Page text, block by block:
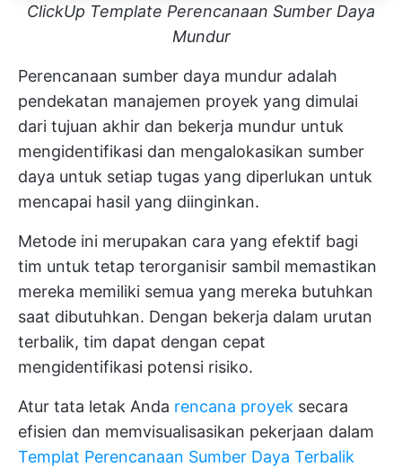
ClickUp Template Perencanaan Sumber Daya
Mundur
Perencanaan sumber daya mundur adalah
pendekatan manajemen proyek yang dimulai
dari tujuan akhir dan bekerja mundur untuk
mengidentifikasi dan mengalokasikan sumber
daya untuk setiap tugas yang diperlukan untuk
mencapai hasil yang diinginkan.
Metode ini merupakan cara yang efektif bagi
tim untuk tetap terorganisir sambil memastikan
mereka memiliki semua yang mereka butuhkan
saat dibutuhkan. Dengan bekerja dalam urutan
terbalik, tim dapat dengan cepat
mengidentifikasi potensi risiko.
Atur tata letak Anda rencana proyek secara
efisien dan memvisualisasikan pekerjaan dalam
Templat Perencanaan Sumber Daya Terbalik